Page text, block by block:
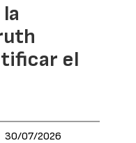
el
30/07/2026